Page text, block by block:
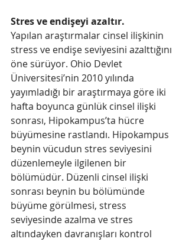
Stres ve endişeyi azaltır.
Yapılan araştırmalar cinsel ilişkinin
stress ve endişe seviyesini azalttığını
öne sürüyor. Ohio Devlet
Üniversitesi’nin 2010 yılında
yayımladığı bir araştırmaya göre iki
hafta boyunca günlük cinsel ilişki
sonrası, Hipokampus’ta hücre
büyümesine rastlandı. Hipokampus
beynin vücudun stres seviyesini
düzenlemeyle ilgilenen bir
bölümüdür. Düzenli cinsel ilişki
sonrası beynin bu bölümünde
büyüme görülmesi, stress
seviyesinde azalma ve stres
altındayken davranışları kontrol